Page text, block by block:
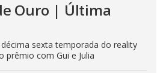
Ouro | Última
sexta temporada do reality
prêmio com Gui e Julia